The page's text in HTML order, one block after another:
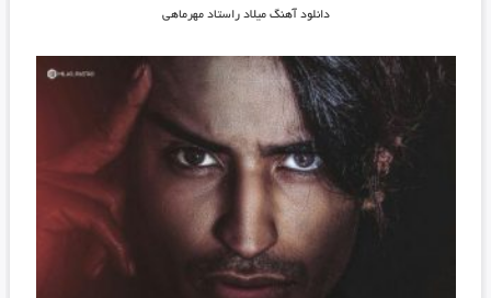
دانلود آهنگمیلاد راستاد مهرماهی